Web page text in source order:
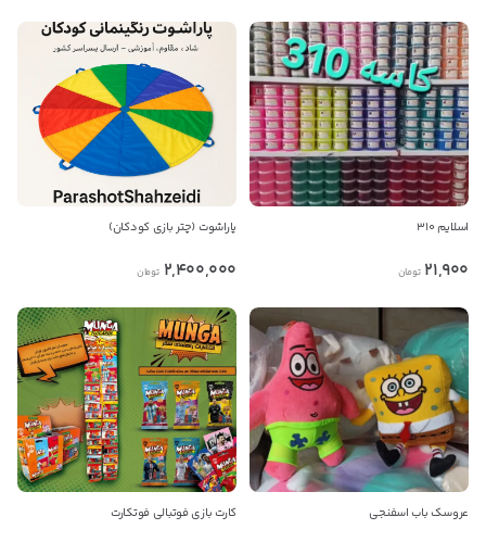
اسلایم 310
21,900 تومان
پاراشوت (چتر بازی کودکان)
2,400,000 تومان
عروسک باب اسفنجی کارت بازی فوتبالی فوتکارت